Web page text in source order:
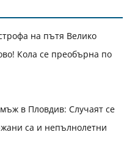
на пътя Велико
Кола се преобърна по
в Пловдив: Случаят се
са и непълнолетни